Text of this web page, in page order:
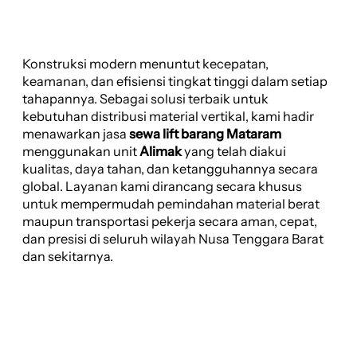
Konstruksi modern menuntut kecepatan,
keamanan, dan efisiensi tingkat tinggi dalam setiap
tahapannya. Sebagai solusi terbaik untuk
kebutuhan distribusi material vertikal, kami hadir
menawarkan jasa sewa lift barang Mataram
menggunakan unit Alimakyang telah diakui
kualitas, daya tahan, dan ketangguhannya secara
global. Layanan kami dirancang secara khusus
untuk mempermudah pemindahan material berat
maupun transportasi pekerja secara aman, cepat,
dan presisi di seluruh wilayah Nusa Tenggara Barat
dan sekitarnya.